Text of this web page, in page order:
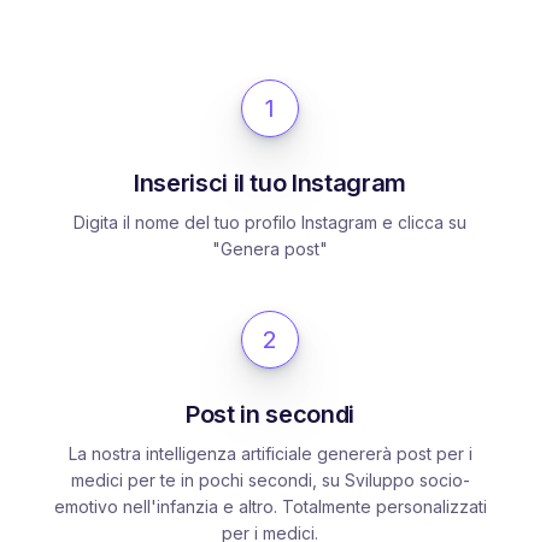
1
Inserisci il tuo Instagram
Digita il nome del tuo profilo Instagram e clicca su
"Genera post"
2
Post in secondi
La nostra intelligenza artificiale genererà post per i
medici per te in pochi secondi, su Sviluppo socio-
emotivo nell'infanzia e altro. Totalmente personalizzati
per i medici.